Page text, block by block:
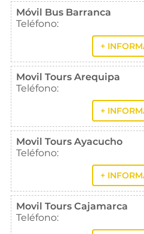
Móvil Bus Barranca
Teléfono:
+
Movil Tours Arequipa
Teléfono:
+
Movil Tours Ayacucho
Teléfono:
+
Movil Tours Cajamarca
Teléfono: